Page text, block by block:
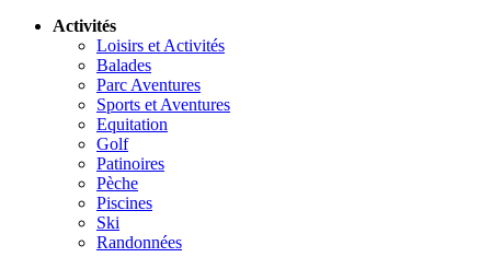
Activités
Loisirs et Activités
Balades
Parc Aventures
Sports et Aventures
Equitation
Golf
Patinoires
Pèche
Piscines
Ski
Randonnées